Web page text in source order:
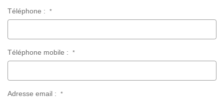
Téléphone : *
Téléphone mobile : *
Adresse email : *